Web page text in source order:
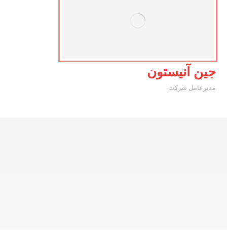
جین آنیستون
مدیرعامل شرکت